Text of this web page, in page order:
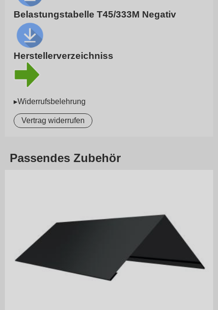
Belastungstabelle T45/333M Negativ
Herstellerverzeichniss
▸Widerrufsbelehrung
Vertrag widerrufen
Passendes Zubehör